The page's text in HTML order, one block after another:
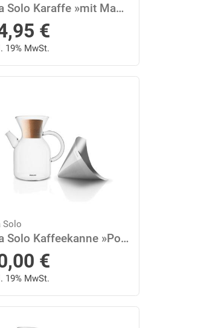
Eva Solo Karaffe »mit Manschette Glas/Edelstahl/Stoff Dunkelgrau 1 L«, 1 l
€
19% MwSt.
Solo
Eva Solo Kaffeekanne »Pour-over Kaffeebereiter 1 L«, 1 l
€
19% MwSt.